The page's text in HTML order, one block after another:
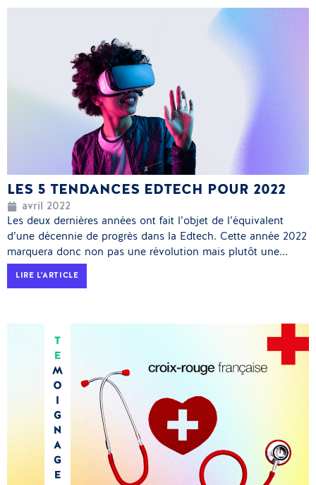
LES 5 TENDANCES EDTECH POUR 2022
avril 2022
Les deux dernières années ont fait l’objet de l’équivalent
d’une décennie de progrès dans la Edtech. Cette année 2022
marquera donc non pas une révolution mais plutôt une...
LIRE L'ARTICLE